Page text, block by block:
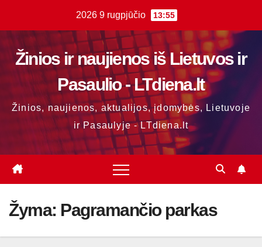
content
2026 9 rugpjūčio 13:55
Žinios ir naujienos iš Lietuvos ir
Pasaulio - LTdiena.lt
Žinios, naujienos, aktualijos, įdomybės, Lietuvoje
ir Pasaulyje - LTdiena.lt
Žyma: Pagramančio parkas